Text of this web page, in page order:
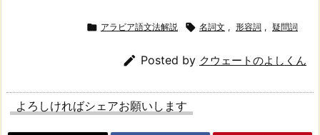
 アラビア語文法解説  名詞文 , 形容詞 , 疑問詞
 Posted by クウェートのよしくん
よろしければシェアお願いします